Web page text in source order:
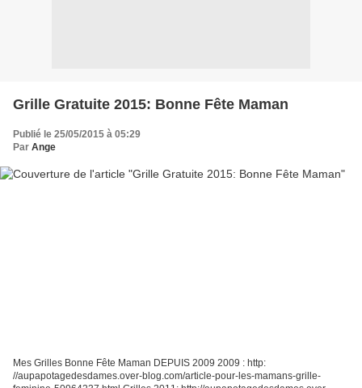
Grille Gratuite 2015: Bonne Fête Maman
Publié le 25/05/2015 à 05:29
Par Ange
Mes Grilles Bonne Fête Maman DEPUIS 2009 2009 : http:
//aupapotagedesdames.over-blog.com/article-pour-les-mamans-grille-